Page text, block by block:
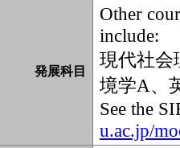
発展科目
Other
include:
現代社会
境学A、
See the
u.ac.jp/